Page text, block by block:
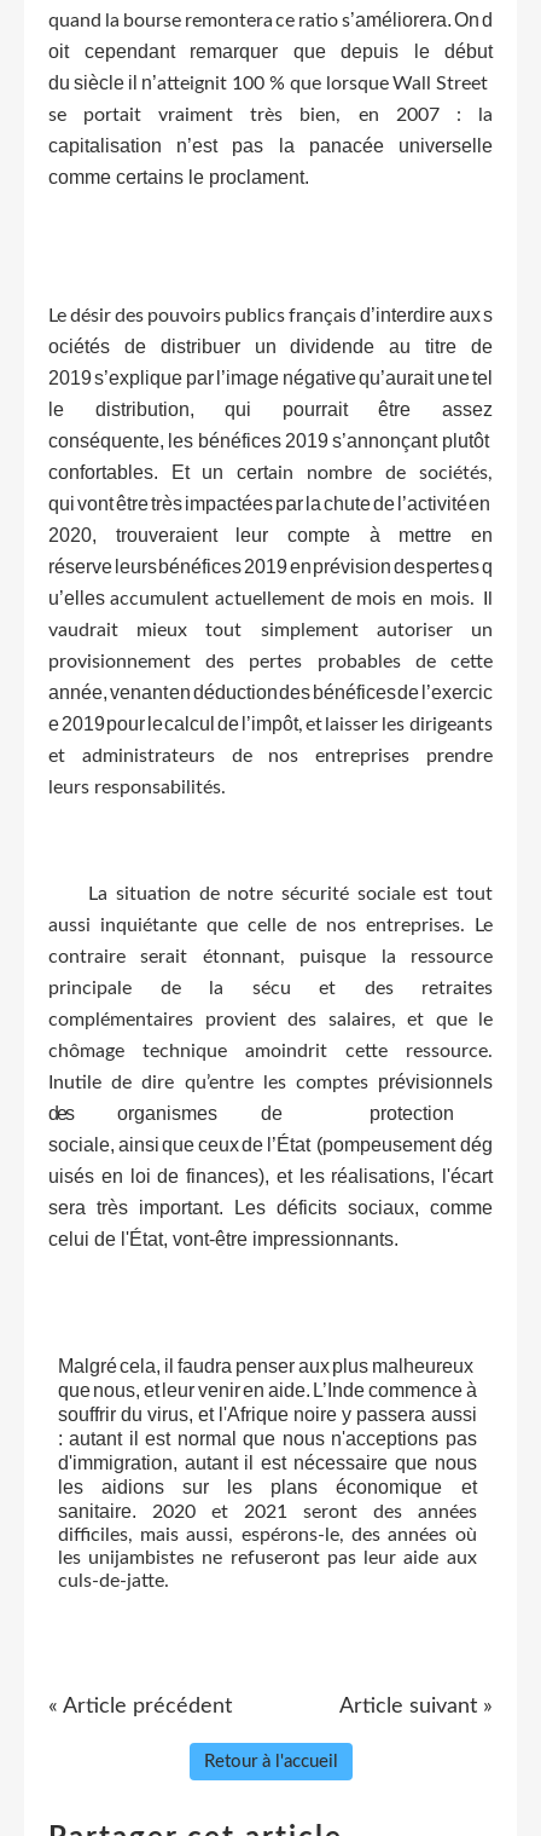
quand la bourse remontera ce ratios’améliorera.Ond
oit
cependant remarquer que depuis le
début
du siècle il n’atteignit 100 % que lorsque Wall
Street
se
portait vraiment très bien, en 2007 : la
capitalisation n’est pas la panacée universelle
comme certains le proclament.
Ledésirdes pouvoirs publics français d’interdireauxs
ociétés
de distribuer un dividende au titre
de
2019s’explique par l’image négativequ’aurait unetel
le
distribution, qui pourrait être
assez
conséquente, les bénéfices 2019 s’annonçant plutôt
confortables.
Et un certain nombre de sociétés,
quivontêtretrèsimpactéespar lachutede l’activitéen
2020,
trouveraient leur compte à mettre
en
réserve leursbénéfices2019enprévisiondespertesq
u’elles accumulent actuellement de mois en mois. Il
vaudrait mieux tout simplement autoriser un
provisionnement des pertes probables de cette
année,venantendéductiondes bénéficesde l’exercic
e2019pour lecalcul de l’impôt,et laisser les dirigeants
et administrateurs de nos entreprises prendre
leurs responsabilités.
La situation de notre sécurité sociale est tout
aussi inquiétante que celle de nos entreprises. Le
contraire serait étonnant, puisque la ressource
principale de la sécu et des retraites
complémentaires provient des salaires, et que le
chômage technique amoindrit cette ressource.
Inutile de dire qu’entre les comptesprévisionnels
desorganismes de protection
sociale, ainsiqueceuxde l’État (pompeusement dég
uisés en loi de finances), et les réalisations, l'écart
sera très important. Les déficits sociaux, comme
celui de l'État, vont-être impressionnants.
Malgrécela, il faudra penseraux plus malheureux
quenous, et leurveniren aide. L’Indecommenceà
souffrir du virus, et l'Afrique noire y passera aussi
: autant il est normal que nous n'acceptions pas
d'immigration, autant il est nécessaire que nous
les aidions sur les plans économique et
sanitaire. 2020 et 2021 seront des années
difficiles, mais aussi, espérons-le, des années où
les unijambistes ne refuseront pas leur aide aux
culs-de-jatte.
« Article précédent Article suivant »
Retour à l'accueil